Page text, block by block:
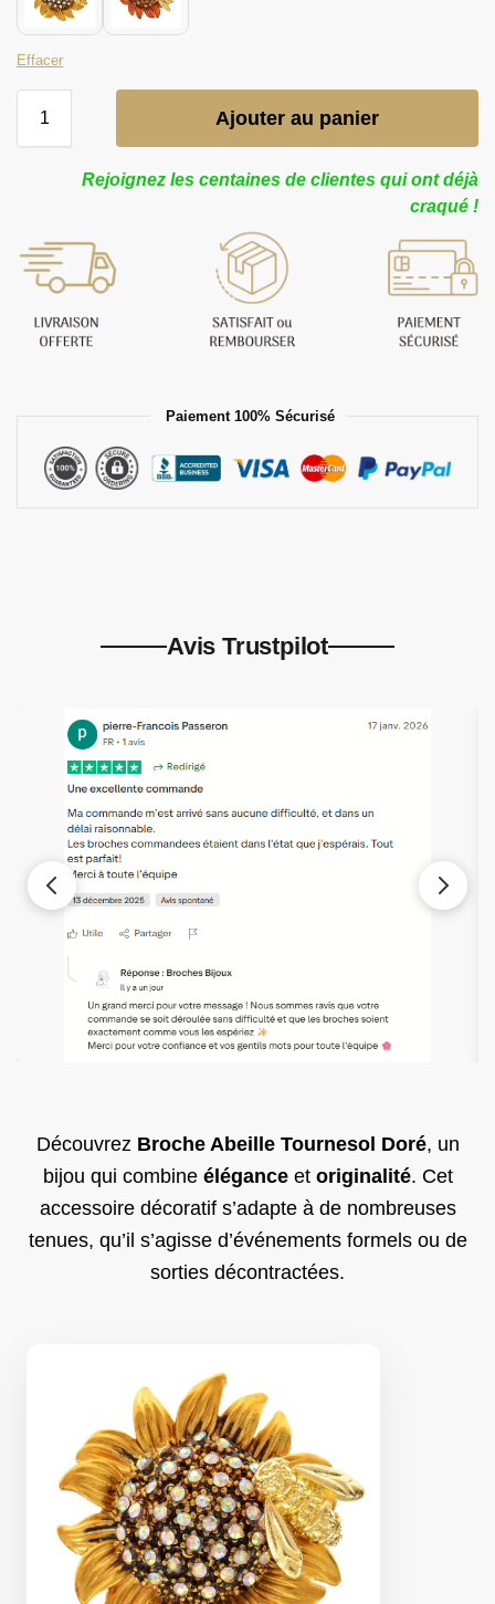
Effacer
Ajouter au panier
Rejoignez les centaines de clientes qui ont déjà
craqué !
Paiement 100% Sécurisé
Avis Trustpilot
Découvrez Broche Abeille Tournesol Doré, un
bijou qui combine éléganceet originalité. Cet
accessoire décoratif s’adapte à de nombreuses
tenues, qu’il s’agisse d’événements formels ou de
sorties décontractées.